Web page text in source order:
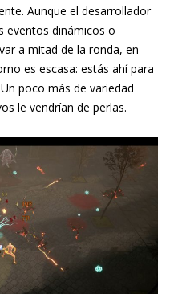
Aunque el desarrollador
eventos dinámicos o
a mitad de la ronda, en
es escasa: estás ahí para
poco más de variedad
le vendrían de perlas.